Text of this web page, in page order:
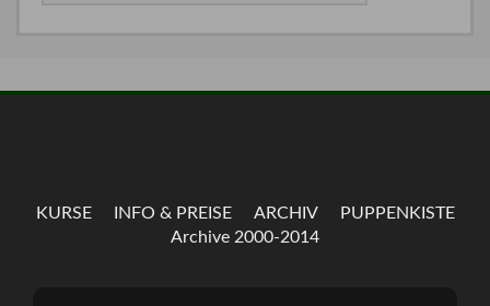
KURSE INFO & PREISE ARCHIV
PUPPENKISTE
Archive 2000-2014